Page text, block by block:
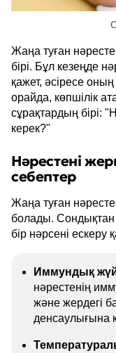
Жаңа туған
бірі. Бұл кезеңде
қажет, әсіресе
орайда, көпшілік
сұрақтардың бірі:
керек?"
Нәрестені
себептер
Жаңа туған
болады. Сондықтан
бір нәрсені ескеру
Иммундық
нәрестенің
және жердегі
денсаулығына